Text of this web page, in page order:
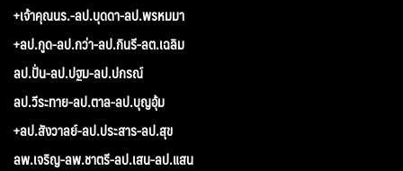
+เจ้าคุณนร.-ลป.บุดดา-ลป.พรหมมา
+ลป.กูด-ลป.กว่า-ลป.กินรี-ลต.เฉลิม
ลป.ปั่น-ลป.ปฐม-ลป.ปกรณ์
ลป.วีระทาย-ลป.ตาล-ลป.บุญอุ้ม
+ลป.สังวาลย์-ลป.ประสาร-ลป.สุข
ลพ.เจริญ-ลพ.ชาตรี-ลป.เสน-ลป.แสน